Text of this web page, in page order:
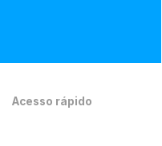
Acesso rápido